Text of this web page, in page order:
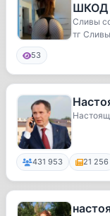
ШКОД
Сливы
тг
53
431 953 21 256